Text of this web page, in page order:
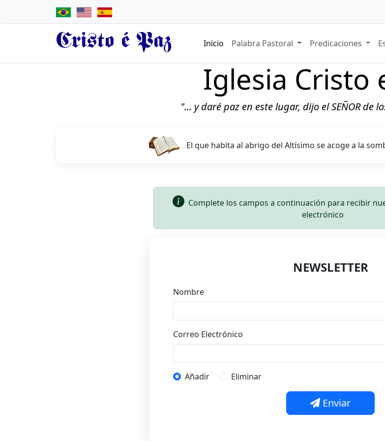
Cristo é Paz Inicio Palabra Pastoral Predicaciones
Iglesia Cristo
"... y daré paz en este lugar, dijo el SEÑOR de
El que habita al abrigo del Altísimo se acoge a la
Complete los campos a continuación para recibir
electrónico
NEWSLETTER
Nombre
Correo Electrónico
Añadir Eliminar
Enviar